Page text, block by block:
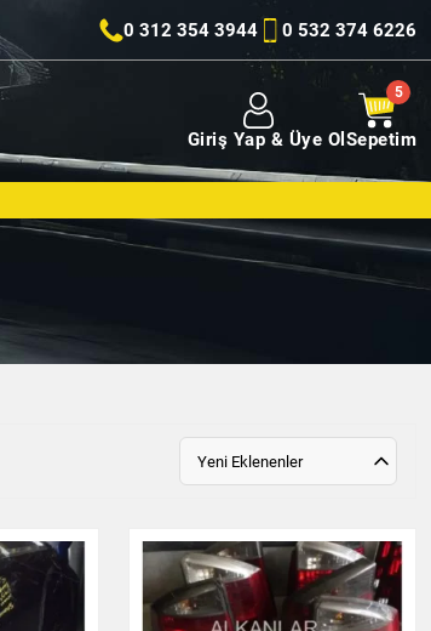
0 312 354 3944 0 532 374 6226
Giriş Yap & Üye Ol Sepetim
Yeni Eklenenler